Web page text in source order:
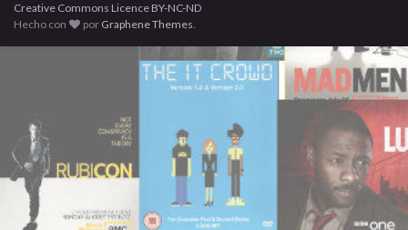
Creative Commons Licence BY-NC-ND
Hecho con
por Graphene Themes.